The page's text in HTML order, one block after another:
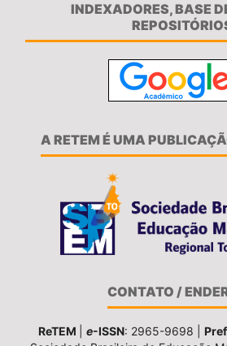
INDEXADORES, BASE
A RETEM É UMA
CONTATO /
ReTEM e-ISSN: 2965-9698 |